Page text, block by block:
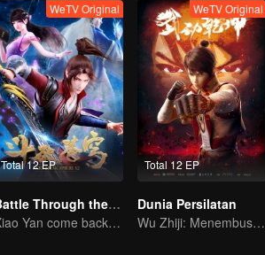
Total 12 EP
WeTV Original
Battle Through the Heavens S2
Xiao Yan come back! Everything is shifting once again ！
Total 12 EP
WeTV Original
Dunia Persilatan
Wu Zhiji: Menembus Langit, Mengguncang Bumi